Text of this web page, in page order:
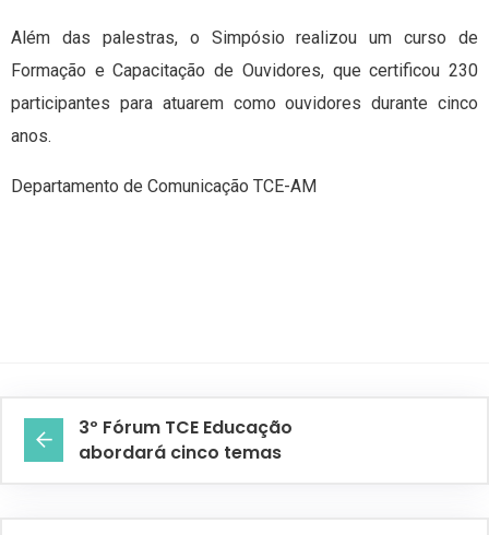
Além das palestras, o Simpósio realizou um curso de
Formação e Capacitação de Ouvidores, que certificou 230
participantes para atuarem como ouvidores durante cinco
anos.
Departamento de Comunicação TCE-AM
3º Fórum TCE Educação
abordará cinco temas